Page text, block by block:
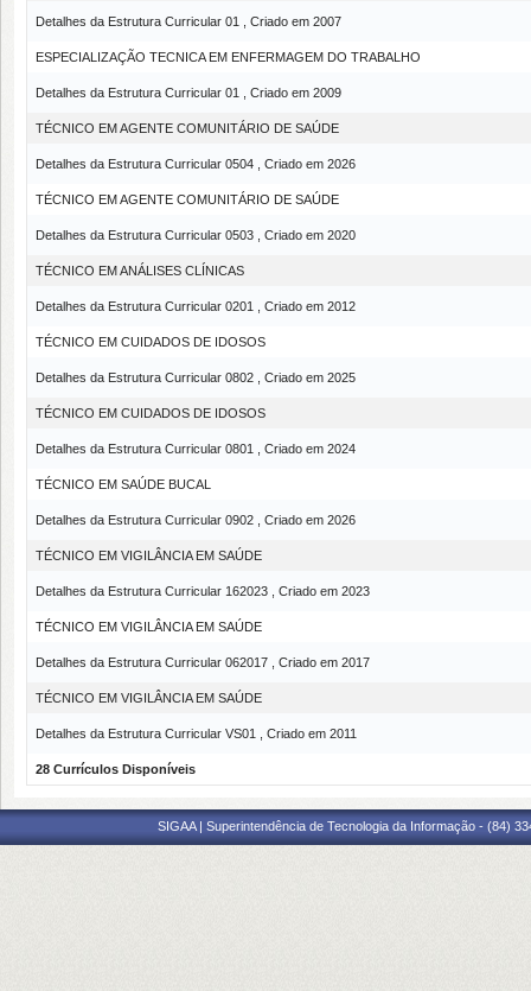
Detalhes da Estrutura Curricular 01 , Criado em 2007
ESPECIALIZAÇÃO TECNICA EM ENFERMAGEM DO TRABALHO
Detalhes da Estrutura Curricular 01 , Criado em 2009
TÉCNICO EM AGENTE COMUNITÁRIO DE SAÚDE
Detalhes da Estrutura Curricular 0504 , Criado em 2026
TÉCNICO EM AGENTE COMUNITÁRIO DE SAÚDE
Detalhes da Estrutura Curricular 0503 , Criado em 2020
TÉCNICO EM ANÁLISES CLÍNICAS
Detalhes da Estrutura Curricular 0201 , Criado em 2012
TÉCNICO EM CUIDADOS DE IDOSOS
Detalhes da Estrutura Curricular 0802 , Criado em 2025
TÉCNICO EM CUIDADOS DE IDOSOS
Detalhes da Estrutura Curricular 0801 , Criado em 2024
TÉCNICO EM SAÚDE BUCAL
Detalhes da Estrutura Curricular 0902 , Criado em 2026
TÉCNICO EM VIGILÂNCIA EM SAÚDE
Detalhes da Estrutura Curricular 162023 , Criado em 2023
TÉCNICO EM VIGILÂNCIA EM SAÚDE
Detalhes da Estrutura Curricular 062017 , Criado em 2017
TÉCNICO EM VIGILÂNCIA EM SAÚDE
Detalhes da Estrutura Curricular VS01 , Criado em 2011
28 Currículos Disponíveis
SIGAA | Superintendência de Tecnologia da Informação - (84)